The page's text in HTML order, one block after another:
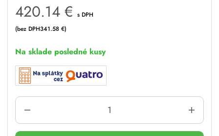
420.14 € s DPH
(bez DPH341.58 €)
Na sklade posledné kusy